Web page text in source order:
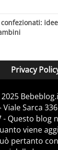
Privacy
Sarca
- Questo blog
viene
pertanto